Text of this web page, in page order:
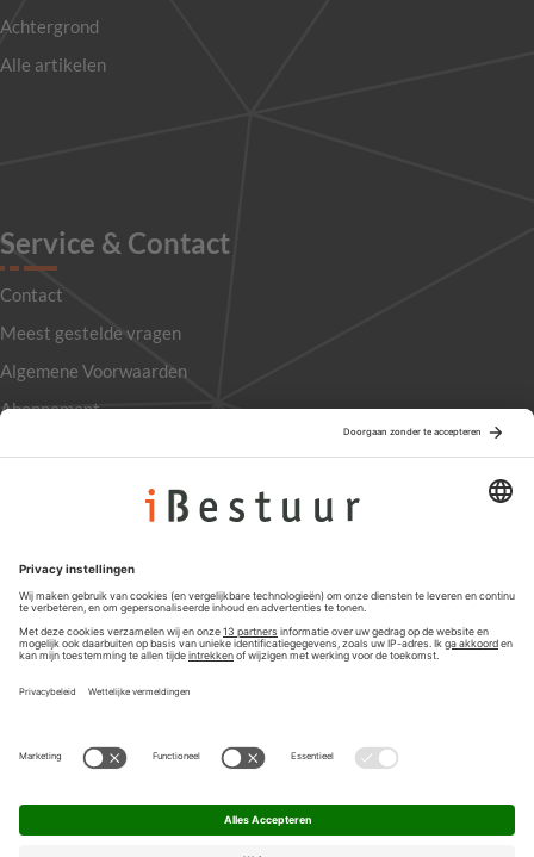
Achtergrond
Alle artikelen
Service & Contact
Contact
Meest gestelde vragen
Algemene Voorwaarden
Abonnement
Privacyinstellingen